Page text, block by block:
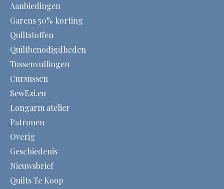
Aanbiedingen
Garens 50% korting
Quiltstoffen
Quiltbenodigdheden
Tussenvullingen
Cursussen
SewEzi.eu
Longarm atelier
Patronen
Overig
Geschiedenis
Nieuwsbrief
Quilts Te Koop